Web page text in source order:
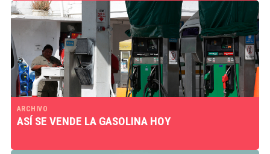
ARCHIVO
ASÍ SE VENDE LA GASOLINA HOY